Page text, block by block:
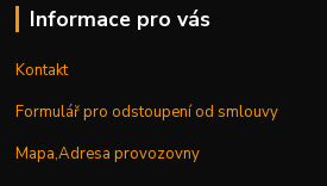
Informace pro vás
Kontakt
Formulář pro odstoupení od smlouvy
Mapa,Adresa provozovny